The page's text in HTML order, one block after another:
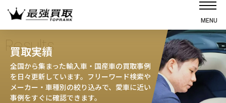
MENU
選ばれる理由
高価買取の仕組み
売却の流れ
Results
買取実績
全国から集まった輸入車・国産車の買取事例
を日々更新しています。フリーワード検索や
メーカー・車種別の絞り込みで、愛車に近い
事例をすぐに確認できます。